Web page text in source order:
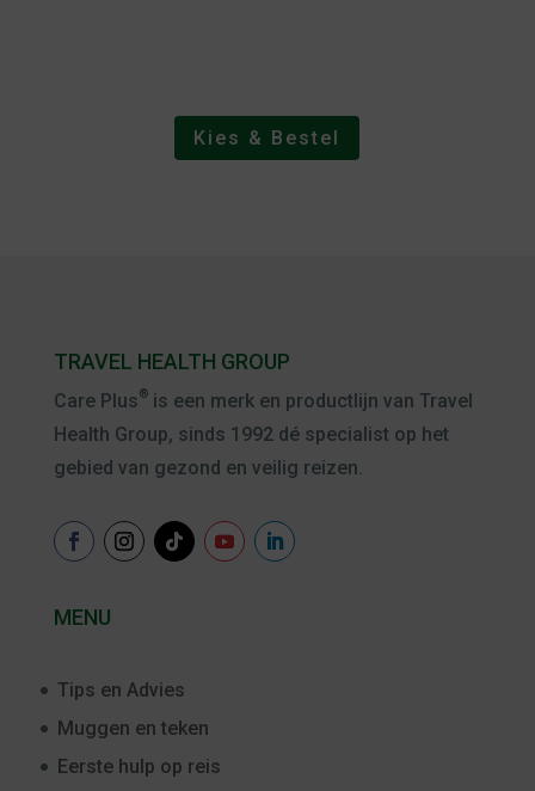
Kies & Bestel
TRAVEL HEALTH GROUP
Care Plus®is een merk en productlijn van Travel
Health Group, sinds 1992 dé specialist op het
gebied van gezond en veilig reizen.
MENU
Tips en Advies
Muggen en teken
Eerste hulp op reis